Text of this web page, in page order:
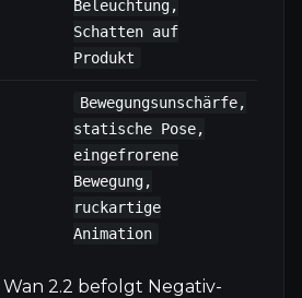
Beleuchtung,
Schatten auf
Produkt
Bewegungsunschärfe,
statische Pose,
eingefrorene
Bewegung,
ruckartige
Animation
Wan 2.2 befolgt Negativ-